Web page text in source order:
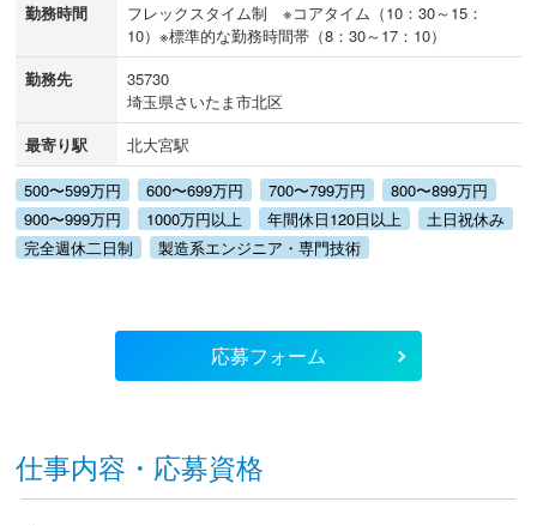
勤務時間
フレックスタイム制 ※コアタイム（10：30～15：
10）※標準的な勤務時間帯（8：30～17：10）
勤務先
35730
埼玉県さいたま市北区
最寄り駅
北大宮駅
500〜599万円
600〜699万円 700〜799万円
800〜899万円
900〜999万円
1000万円以上 年間休日120日以上
土日祝休み
完全週休二日制
製造系エンジニア・専門技術
応募フォーム
仕事内容・応募資格